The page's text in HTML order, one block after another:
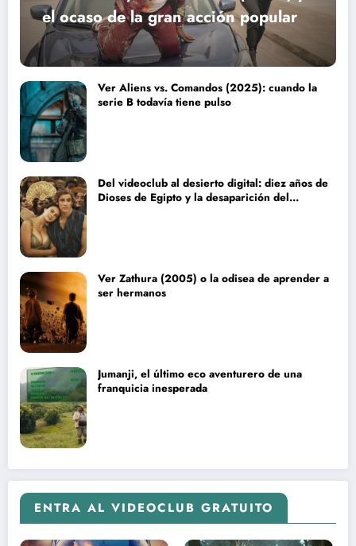
el ocaso de la gran acción popular
Ver Aliens vs. Comandos (2025): cuando la
serie B todavía tiene pulso
Del videoclub al desierto digital: diez años de
Dioses de Egipto y la desaparición del
Ver Zathura (2005) o la odisea de aprender a
ser hermanos
Jumanji, el último eco aventurero de una
franquicia inesperada
ENTRA AL VIDEOCLUB GRATUITO